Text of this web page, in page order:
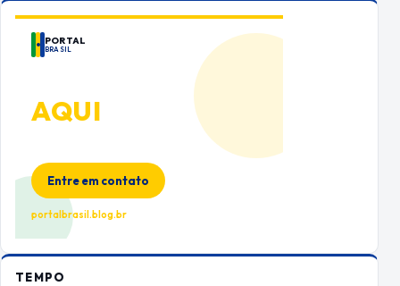
PORTAL
BRASIL
AQUI
Entre em contato
portalbrasil.blog.br
TEMPO